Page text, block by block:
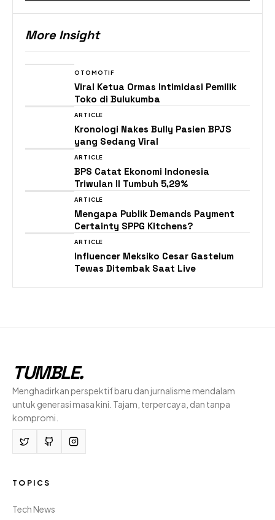
More Insight
OTOMOTIF
Viral Ketua Ormas Intimidasi Pemilik
Toko di Bulukumba
ARTICLE
Kronologi Nakes Bully Pasien BPJS
yang Sedang Viral
ARTICLE
BPS Catat Ekonomi Indonesia
Triwulan II Tumbuh 5,29%
ARTICLE
Mengapa Publik Demands Payment
Certainty SPPG Kitchens?
ARTICLE
Influencer Meksiko Cesar Gastelum
Tewas Ditembak Saat Live
TUMBLE.
Menghadirkan perspektif baru dan jurnalisme mendalam
untuk generasi masa kini. Tajam, terpercaya, dan tanpa
kompromi.
TOPICS
Tech News